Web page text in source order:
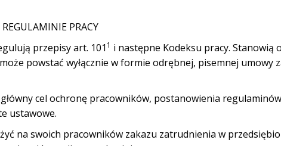
PRACY
przepisy art. 101 1 i następne Kodeksu pracy. Stanowią
powstać wyłącznie w formie odrębnej, pisemnej umowy
cel ochronę pracowników, postanowienia
ustawowe.
na swoich pracowników zakazu zatrudnienia w